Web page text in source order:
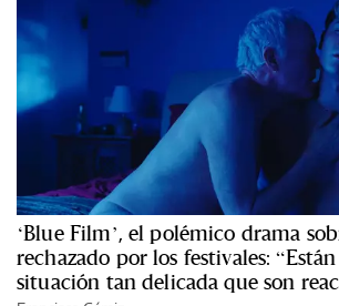
‘Blue Film’, el polémico drama
rechazado por los festivales:
situación tan delicada que son